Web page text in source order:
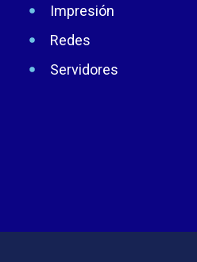
Impresión
Redes
Servidores